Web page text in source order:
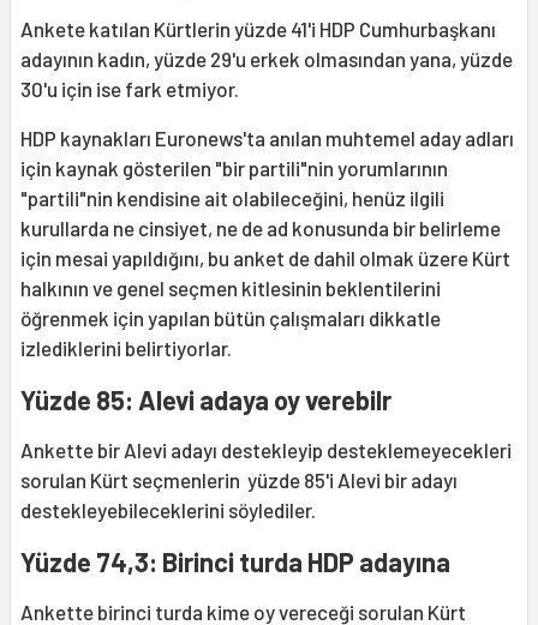
Ankete katılan Kürtlerin yüzde 41'i HDP Cumhurbaşkanı
adayının kadın, yüzde 29'u erkek olmasından yana, yüzde
30'u için ise fark etmiyor.
HDP kaynakları Euronews'ta anılan muhtemel aday adları
için kaynak gösterilen "bir partili"nin yorumlarının
"partili"nin kendisine ait olabileceğini, henüz ilgili
kurullarda ne cinsiyet, ne de ad konusunda bir belirleme
için mesai yapıldığını, bu anket de dahil olmak üzere Kürt
halkının ve genel seçmen kitlesinin beklentilerini
öğrenmek için yapılan bütün çalışmaları dikkatle
izlediklerini belirtiyorlar.
Yüzde 85: Alevi adaya oy verebilr
Ankette bir Alevi adayı destekleyip desteklemeyecekleri
sorulan Kürt seçmenlerin yüzde 85'i Alevi bir adayı
destekleyebileceklerini söylediler.
Yüzde 74,3: Birinci turda HDP adayına
Ankette birinci turda kime oy vereceği sorulan Kürt